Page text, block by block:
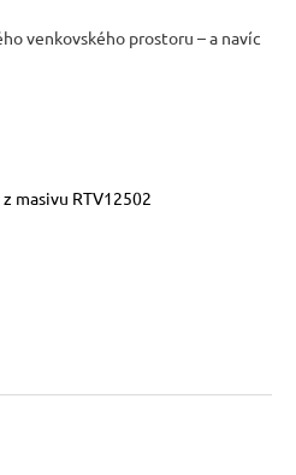
venkovského prostoru – a navíc
masivu RTV12502